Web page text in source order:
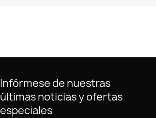
Infórmese de nuestras
últimas noticias y ofertas
especiales